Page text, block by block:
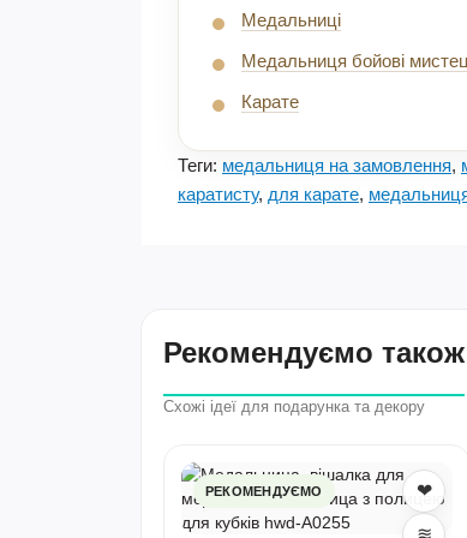
Медальниці
Медальниця бойові
Карате
Теги: медальниця на замовлення,
каратисту, для карате,
Рекомендуємо також
Схожі ідеї для подарунка та декору
РЕКОМЕНДУЄМО ❤
≋